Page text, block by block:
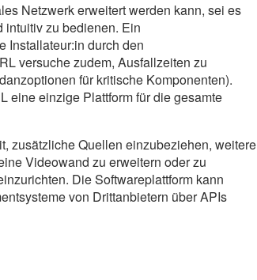
Netzwerk erweitert werden kann, sei es
intuitiv zu bedienen. Ein
Installateur:in durch den
versuche zudem, Ausfallzeiten zu
für kritische Komponenten).
eine einzige Plattform für die gesamte
zusätzliche Quellen einzubeziehen, weitere
Videowand zu erweitern oder zu
Die Softwareplattform kann
von Drittanbietern über APIs